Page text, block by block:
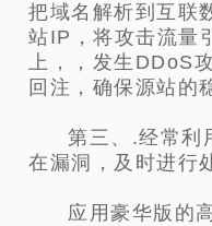
把域名解析到互联
站IP，将攻击流量
上，，发生DDoS
回注，确保源站的
第三、.经常利
在漏洞，及时进行
应用豪华版的